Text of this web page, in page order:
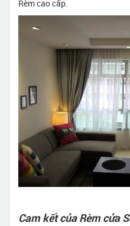
Rèm cao cấp.
Cam kết của Rèm cửa